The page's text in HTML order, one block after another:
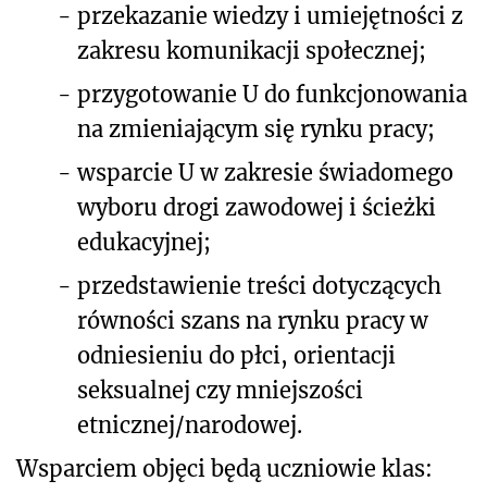
- przekazanie wiedzy i umiejętności z
zakresu komunikacji społecznej;
- przygotowanie U do funkcjonowania
na zmieniającym się rynku pracy;
- wsparcie U w zakresie świadomego
wyboru drogi zawodowej i ścieżki
edukacyjnej;
- przedstawienie treści dotyczących
równości szans na rynku pracy w
odniesieniu do płci, orientacji
seksualnej czy mniejszości
etnicznej/narodowej.
Wsparciem objęci będą uczniowie klas: